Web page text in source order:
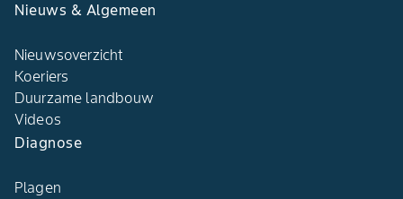
Nieuws & Algemeen
Nieuwsoverzicht
Koeriers
Duurzame landbouw
Videos
Diagnose
Plagen